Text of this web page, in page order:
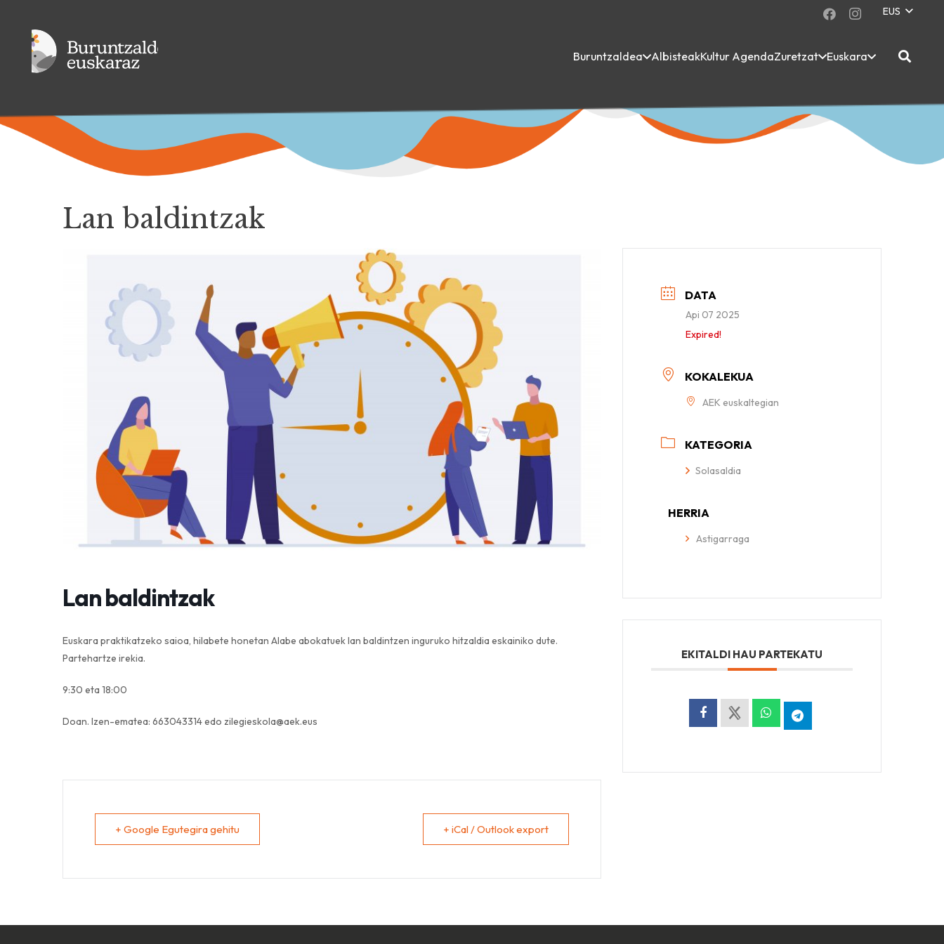
EUS
Buruntzaldea AlbisteakKultur AgendaZuretzat Euskara
Lan baldintzak
Lan baldintzak
Euskara praktikatzeko saioa, hilabete honetan Alabe abokatuek lan baldintzen inguruko hitzaldia eskainiko dute.
Partehartze irekia.
9:30 eta 18:00
Doan. Izen-ematea: 663043314 edo zilegieskola@aek.eus
+ Google Egutegira gehitu + iCal / Outlook export
DATA
Api 07 2025
Expired!
KOKALEKUA
AEK euskaltegian
KATEGORIA
Solasaldia
HERRIA
Astigarraga
EKITALDI HAU PARTEKATU